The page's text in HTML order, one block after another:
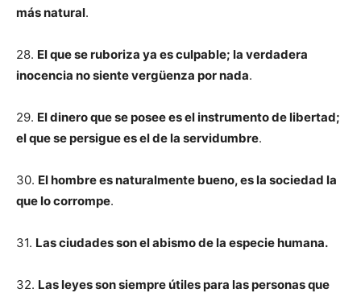
más natural.
28. El que se ruboriza ya es culpable; la verdadera
inocencia no siente vergüenza por nada.
29. El dinero que se posee es el instrumento de libertad;
el que se persigue es el de la servidumbre.
30. El hombre es naturalmente bueno, es la sociedad la
que lo corrompe.
31. Las ciudades son el abismo de la especie humana.
32. Las leyes son siempre útiles para las personas que